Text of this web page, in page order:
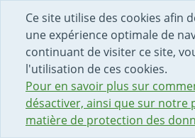
Ce site utilise des cookies afin
une expérience optimale de
continuant de visiter ce site,
l'utilisation de ces cookies.
Pour en savoir plus sur
désactiver, ainsi que sur notre
matière de protection des
DÉBUT DU CONTENU DE LA
ACCÈS AU CHAMP DE
PAGE D'ACCUEIL
FORMULAIRE DE CONTACT